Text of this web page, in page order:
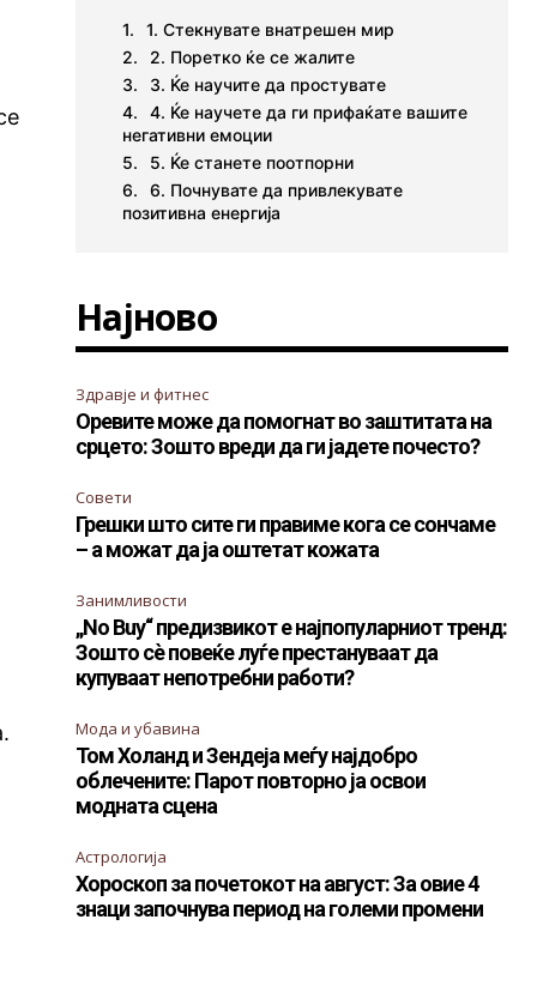
1. Стекнувате внатрешен мир
2. Поретко ќе се жалите
3. Ќе научите да простувате
4. Ќе научете да ги прифаќате вашите
негативни емоции
5. Ќе станете поотпорни
6. Почнувате да привлекувате
позитивна енергија
Најново
Здравје и фитнес
Оревите може да помогнат во заштитата на
срцето: Зошто вреди да ги јадете почесто?
Совети
Грешки што сите ги правиме кога се сончаме
– а можат да ја оштетат кожата
Занимливости
„No Buy“ предизвикот е најпопуларниот тренд:
Зошто сè повеќе луѓе престануваат да
купуваат непотребни работи?
Мода и убавина
Том Холанд и Зендеја меѓу најдобро
облечените: Парот повторно ја освои
модната сцена
Астрологија
Хороскоп за почетокот на август: За овие 4
знаци започнува период на големи промени